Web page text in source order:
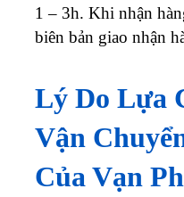
1 – 3h. Khi nhận
biên bản giao nhận
Lý Do Lựa
Vận
Của Vạn